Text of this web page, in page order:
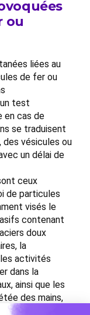
ou
liées au
de fer ou
test
en cas de
se traduisent
des vésicules ou
un délai de
ceux
de particules
visés le
contenant
doux
la
activités
dans la
ainsi que les
des mains,
de fer. Le